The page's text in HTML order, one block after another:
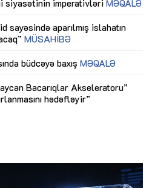
siyasətinin imperativləri MƏQALƏ
sayəsində aparılmış islahatın
MÜSAHİBƏ
büdcəyə baxış MƏQALƏ
Bacarıqlar Akseleratoru”
hədəfləyir”